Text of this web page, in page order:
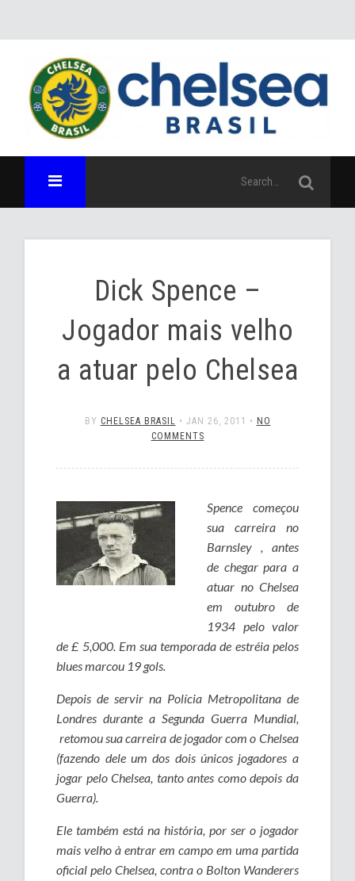
Dick Spence –
Jogador mais velho
a atuar pelo Chelsea
BY CHELSEA BRASIL • JAN 26, 2011 • NO
COMMENTS
Spence começou
sua carreira no
Barnsley , antes
de chegar para a
atuar no Chelsea
em outubro de
1934 pelo valor
de £ 5,000. Em sua temporada de estréia pelos
blues marcou 19 gols.
Depois de servir na Polícia Metropolitana de
Londres durante a Segunda Guerra Mundial,
retomou sua carreira de jogador com o Chelsea
(fazendo dele um dos dois únicos jogadores a
jogar pelo Chelsea, tanto antes como depois da
Guerra).
Ele também está na história, por ser o jogador
mais velho à entrar em campo em uma partida
oficial pelo Chelsea, contra o Bolton Wanderers